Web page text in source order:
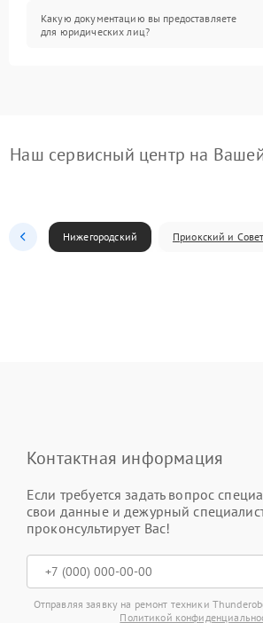
Какую документацию вы предоставляете
для юридических лиц?
Наш сервисный центр на
Нижегородский Приокский и
Контактная информация
Если требуется задать вопрос
свои данные и дежурный
проконсультирует Вас!
Отправляя заявку на ремонт техники
Политикой